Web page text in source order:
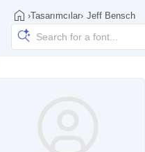
›Tasarımcılar› Jeff Bensch